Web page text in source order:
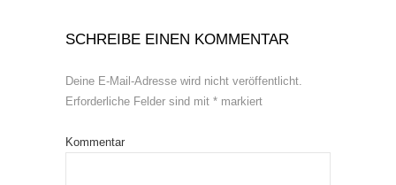
SCHREIBE EINEN KOMMENTAR
Deine E-Mail-Adresse wird nicht veröffentlicht.
Erforderliche Felder sind mit * markiert
Kommentar